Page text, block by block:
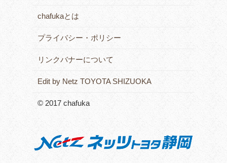
chafukaとは
プライバシー・ポリシー
リンクバナーについて
Edit by Netz TOYOTA SHIZUOKA
© 2017 chafuka